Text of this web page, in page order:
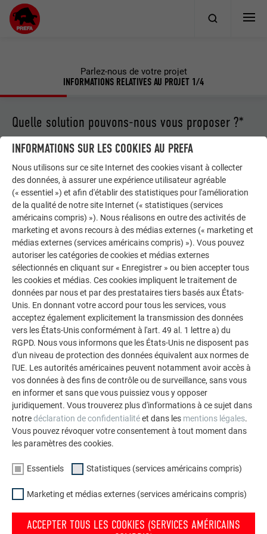
Parlez-nous de votre projet
INFORMATIONS RELATIVES AU PROJET 1/4
Quelle solution pouvons-nous vous proposer ?*
Une sélection multiple est possible ici.
TOITURE
FAÇADE
PROTECTION CONTRE LES CRUES
PROCHAINE ÉTAPE
L’ENTREPRISE FAMILIALE | PREFA
Durabilité
Offres d’emploi
Presse
Conformité
NOUS VOUS OFFRONS NOTRE AIDE
Trouver un artisan près de
Contact
Réclamations et plaintes
INFORMATIONS SUR LES COOKIES AU PREFA
Nous utilisons sur ce site Internet des cookies visant à collecter
des données, à assurer une expérience utilisateur agréable
(« essentiel ») et afin d'établir des statistiques pour l'amélioration
de la qualité de notre site Internet (« statistiques (services
américains compris) »). Nous réalisons en outre des activités de
marketing et avons recours à des médias externes (« marketing et
médias externes (services américains compris) »). Vous pouvez
autoriser les catégories de cookies et médias externes
sélectionnés en cliquant sur « Enregistrer » ou bien accepter tous
les cookies et médias. Ces cookies impliquent le traitement de
données par nous et par des prestataires tiers basés aux États-
Unis. En donnant votre accord pour tous les services, vous
acceptez également explicitement la transmission des données
vers les États-Unis conformément à l'art. 49 al. 1 lettre a) du
RGPD. Nous vous informons que les États-Unis ne disposent pas
d'un niveau de protection des données équivalent aux normes de
l'UE. Les autorités américaines peuvent notamment avoir accès à
vos données à des fins de contrôle ou de surveillance, sans vous
en informer et sans que vous puissiez vous y opposer
juridiquement. Vous trouverez plus d'informations à ce sujet dans
notredéclaration de confidentialitéet dans les mentions légales.
Vous pouvez révoquer votre consentement à tout moment dans
les paramètres des cookies.
Essentiels Statistiques (services américains compris)
Marketing et médias externes (services américains compris)
ACCEPTER TOUS LES COOKIES (SERVICES AMÉRICAINS